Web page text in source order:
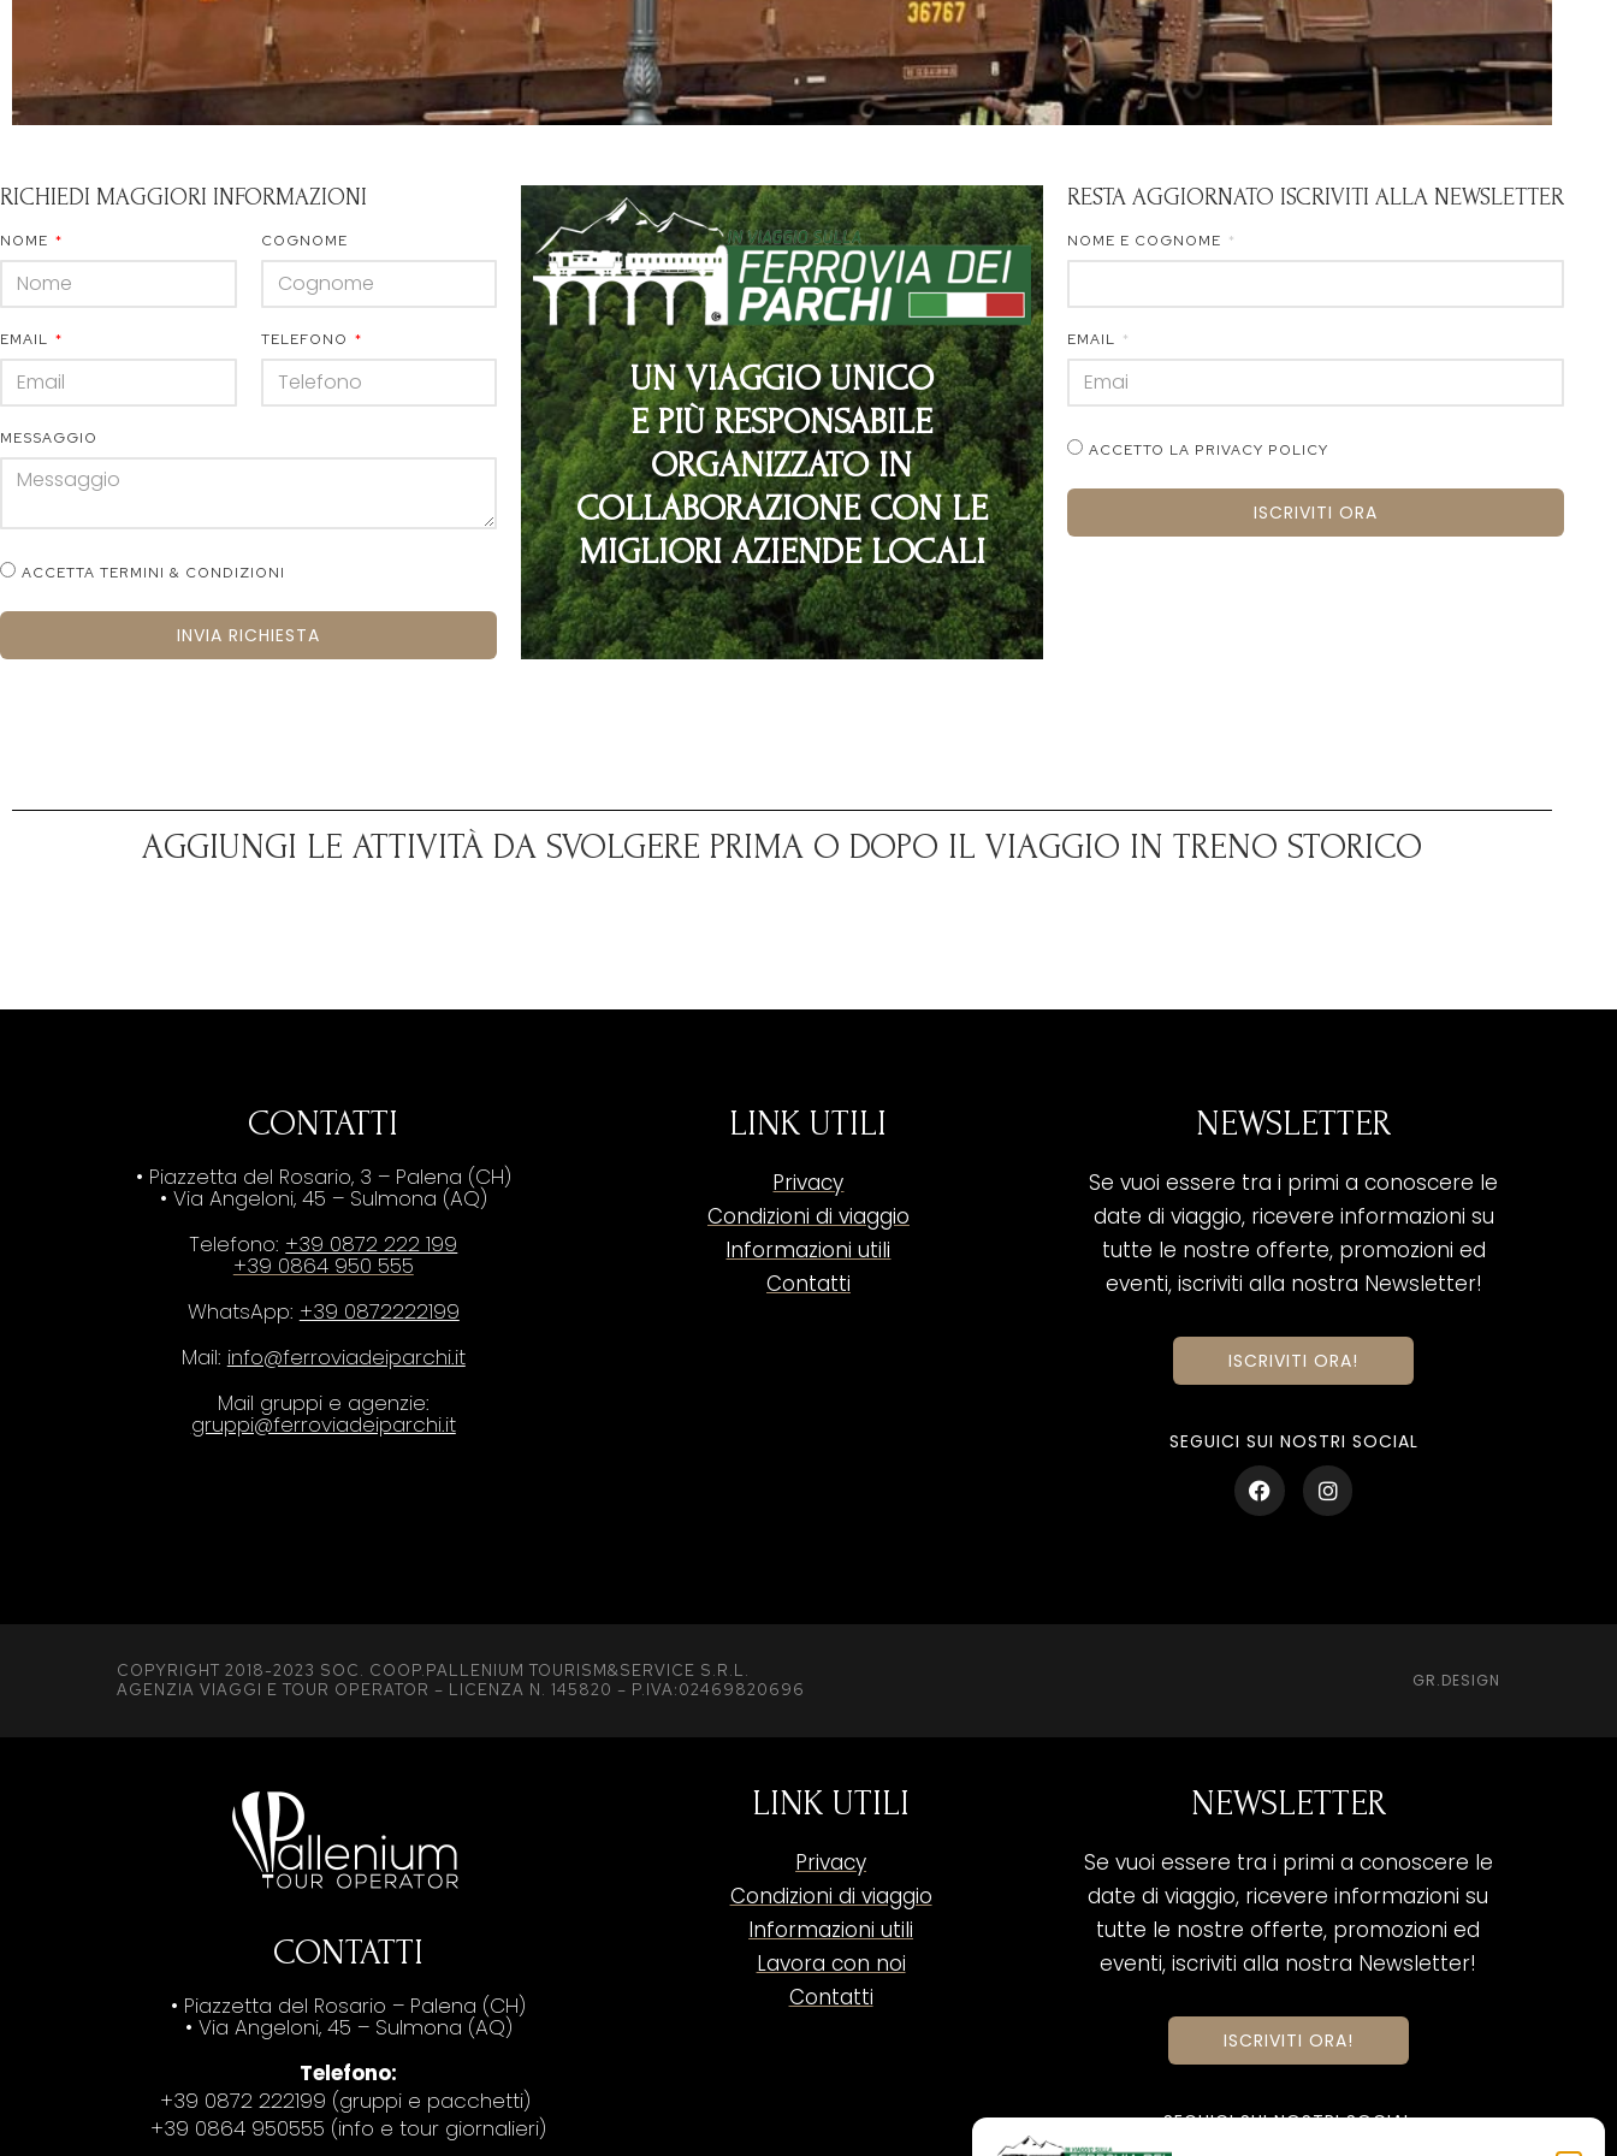
RICHIEDI MAGGIORI INFORMAZIONI
NOME COGNOME
EMAIL TELEFONO
MESSAGGIO
ACCETTA TERMINI & CONDIZIONI
INVIA RICHIESTA
UN VIAGGIO UNICO
E PIÙ RESPONSABILE
ORGANIZZATO IN
COLLABORAZIONE CON LE
MIGLIORI AZIENDE LOCALI
RESTA AGGIORNATO ISCRIVITI ALLA NEWSLETTER
NOME E COGNOME
EMAIL
ACCETTO LA PRIVACY POLICY
ISCRIVITI ORA
AGGIUNGI LE ATTIVITÀ DA SVOLGERE PRIMA O DOPO IL VIAGGIO IN TRENO STORICO
CONTATTI
• Piazzetta del Rosario, 3 – Palena (CH)
• Via Angeloni, 45 – Sulmona (AQ)
Telefono: +39 0872 222 199
+39 0864 950 555
WhatsApp: +39 0872222199
Mail: info@ferroviadeiparchi.it
Mail gruppi e agenzie:
gruppi@ferroviadeiparchi.it
LINK UTILI
Privacy
Condizioni di viaggio
Informazioni utili
Contatti
NEWSLETTER
Se vuoi essere tra i primi a conoscere le
date di viaggio, ricevere informazioni su
tutte le nostre offerte, promozioni ed
eventi, iscriviti alla nostra Newsletter!
ISCRIVITI ORA!
SEGUICI SUI NOSTRI SOCIAL
COPYRIGHT 2018-2023 SOC. COOP.PALLENIUM TOURISM&SERVICE S.R.L.
AGENZIA VIAGGI E TOUR OPERATOR – LICENZA N. 145820 – P.IVA:02469820696
GR.DESIGN
CONTATTI
• Piazzetta del Rosario – Palena (CH)
• Via Angeloni, 45 – Sulmona (AQ)
Telefono:
+39 0872 222199 (gruppi e pacchetti)
+39 0864 950555 (info e tour giornalieri)
LINK UTILI
Privacy
Condizioni di viaggio
Informazioni utili
Lavora con noi
Contatti
NEWSLETTER
Se vuoi essere tra i primi a conoscere le
date di viaggio, ricevere informazioni su
tutte le nostre offerte, promozioni ed
eventi, iscriviti alla nostra Newsletter!
ISCRIVITI ORA!
SEGUICI SUI NOSTRI SOCIAL